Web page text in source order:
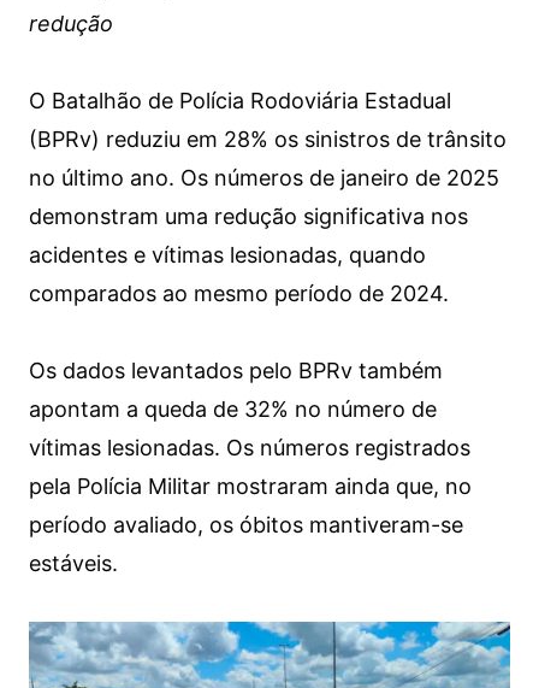
redução
O Batalhão de Polícia Rodoviária Estadual
(BPRv) reduziu em 28% os sinistros de trânsito
no último ano. Os números de janeiro de 2025
demonstram uma redução significativa nos
acidentes e vítimas lesionadas, quando
comparados ao mesmo período de 2024.
Os dados levantados pelo BPRv também
apontam a queda de 32% no número de
vítimas lesionadas. Os números registrados
pela Polícia Militar mostraram ainda que, no
período avaliado, os óbitos mantiveram-se
estáveis.